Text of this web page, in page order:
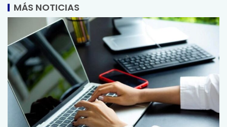
MÁS NOTICIAS